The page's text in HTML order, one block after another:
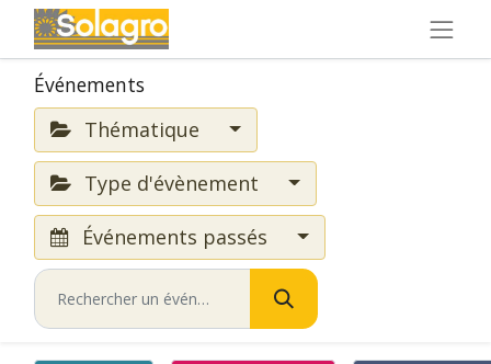
Événements
Thématique
Type d'évènement
Événements passés